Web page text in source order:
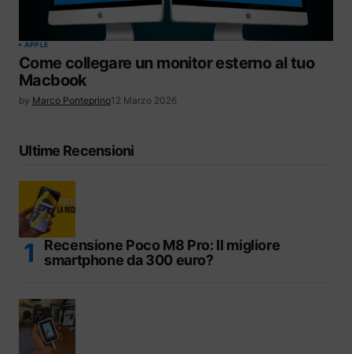
APPLE
Come collegare un monitor esterno al tuo
Macbook
by Marco Ponteprino12 Marzo 2026
Ultime Recensioni
Recensione Poco M8 Pro: Il migliore
smartphone da 300 euro?